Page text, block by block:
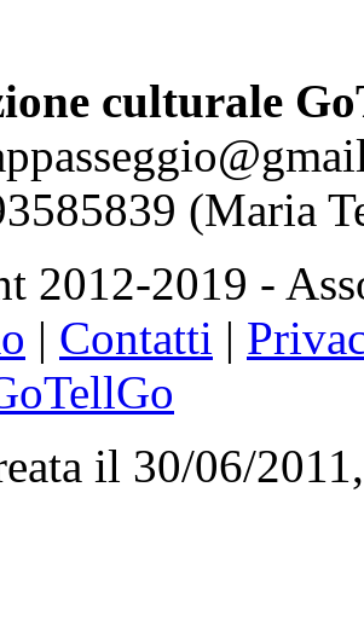
culturale
(Maria
2012-2019 -
| Contatti |
il 30/06/